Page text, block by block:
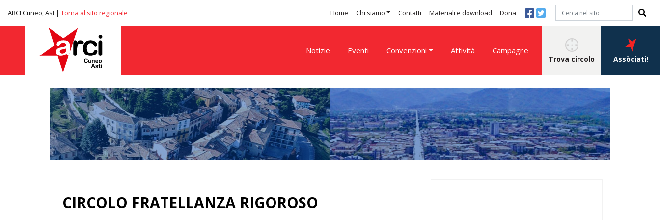
ARCI Cuneo, Asti| Torna al sito regionale Home Chi siamo Contatti Materiali e download Dona
Notizie Eventi Convenzioni Attività Campagne
Trova circolo Assòciati!
CIRCOLO FRATELLANZA RIGOROSO